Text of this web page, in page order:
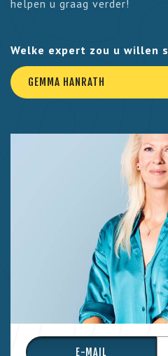
helpen u graag verder!
Welke expert zou u willen
GEMMA HANRATH
E-MAIL